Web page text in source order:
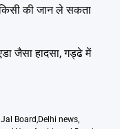
किसी की जान ले सकता
जैसा हादसा, गड्ढे में
Board Delhi news